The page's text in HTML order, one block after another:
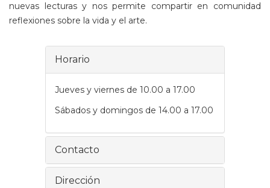
nuevas lecturas y nos permite compartir en comunidad
reflexiones sobre la vida y el arte.
Horario
Jueves y viernes de 10.00 a 17.00
Sábados y domingos de 14.00 a 17.00
Contacto
Dirección